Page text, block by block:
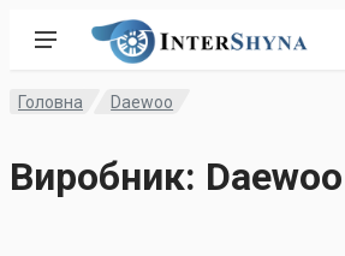
Головна Daewoo
Виробник: Daewoo